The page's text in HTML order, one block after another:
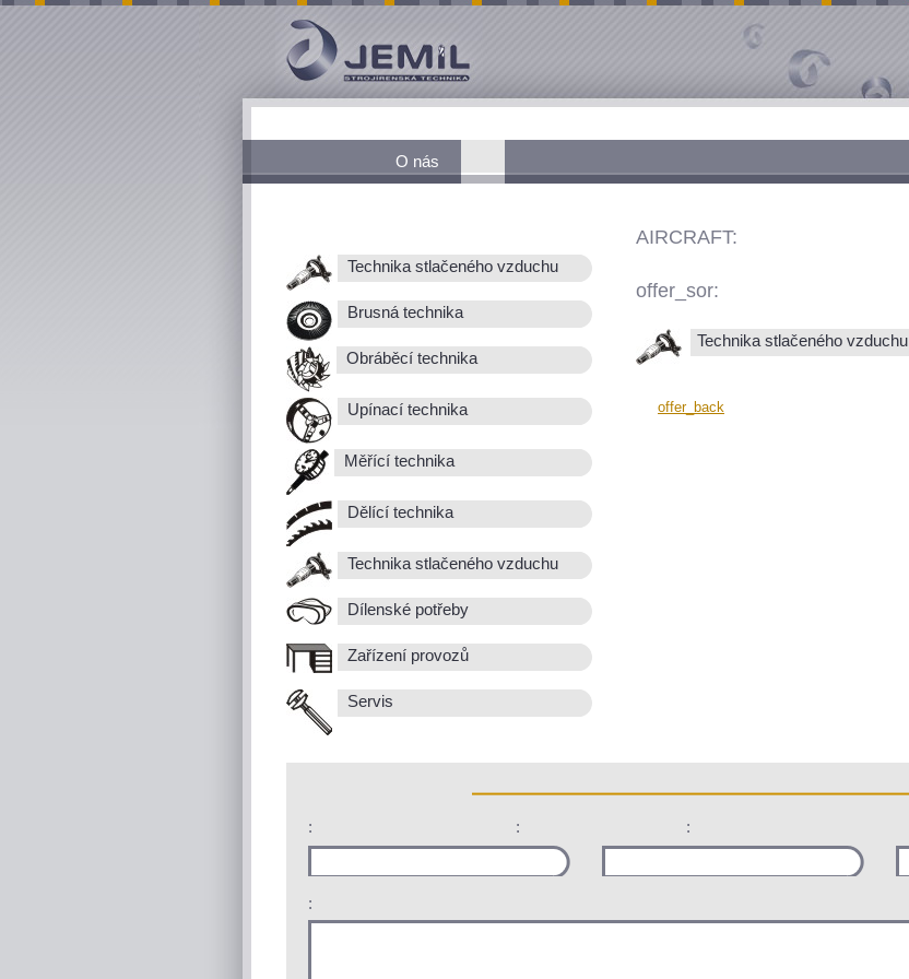
O nás
Technika stlačeného vzduchu
Brusná technika
Obráběcí technika
Upínací technika
Měřící technika
Dělící technika
Technika stlačeného vzduchu
Dílenské potřeby
Zařízení provozů
Servis
AIRCRAFT:
offer_sor:
Technika stlačeného vzduchu
offer_back
: : :
: